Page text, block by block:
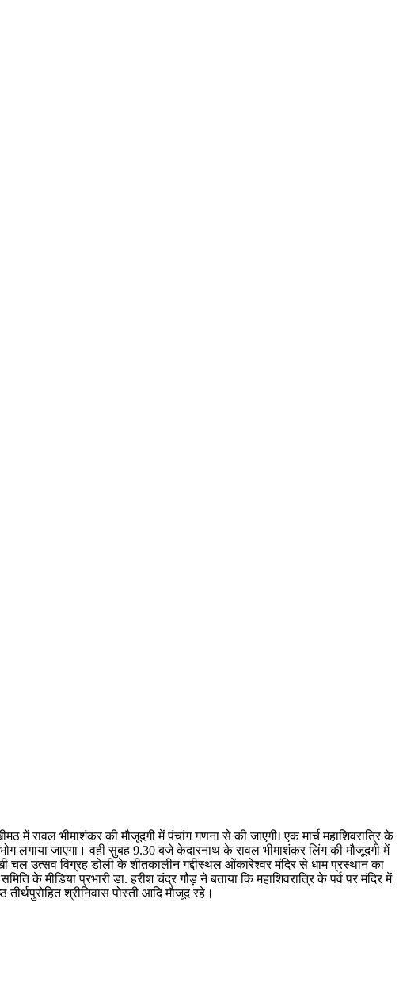
में रावल भीमाशंकर की मौजूदगी में पंचांग गणना से की जाएगीI एक मार्च महाशिवरात्रि के
लगाया जाएगा। वही सुबह 9.30 बजे केदारनाथ के रावल भीमाशंकर लिंग की मौजूदगी में
चल उत्सव विग्रह डोली के शीतकालीन गद्दीस्थल ओंकारेश्वर मंदिर से धाम प्रस्थान का
के मीडिया प्रभारी डा. हरीश चंद्र गौड़ ने बताया कि महाशिवरात्रि के पर्व पर मंदिर में
श्रीनिवास पोस्ती आदि मौजूद रहे।